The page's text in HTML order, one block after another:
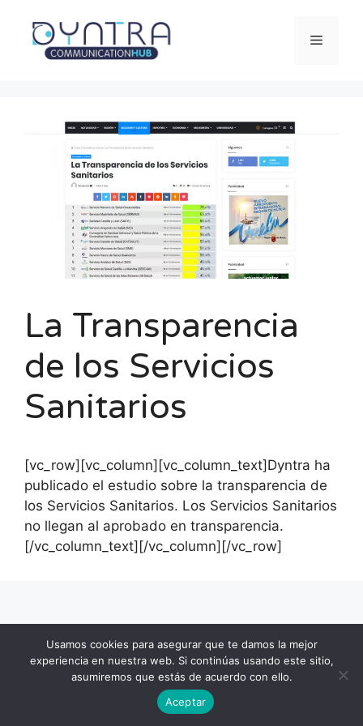
contenido
Menú
La Transparencia
de los Servicios
Sanitarios
[vc_row][vc_column][vc_column_text]Dyntra ha
publicado el estudio sobre la transparencia de
los Servicios Sanitarios. Los Servicios Sanitarios
no llegan al aprobado en transparencia.
[/vc_column_text][/vc_column][/vc_row]
Usamos cookies para asegurar que te damos la mejor
experiencia en nuestra web. Si continúas usando este sitio,
asumiremos que estás de acuerdo con ello.
Aceptar